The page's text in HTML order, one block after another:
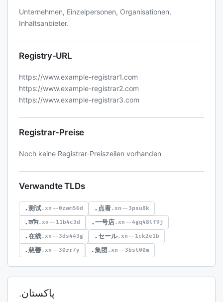
Unternehmen, Einzelpersonen, Organisationen,
Inhaltsanbieter.
Registry-URL
https://www.example-registrar1.com
https://www.example-registrar2.com
https://www.example-registrar3.com
Registrar-Preise
Noch keine Registrar-Preiszeilen vorhanden
Verwandte TLDs
.测试.xn--0zwm56d .点看.xn--3pxu8k
.कॉम.xn--11b4c3d .一号店.xn--4gq48lf9j
.在线.xn--3ds443g .セール.xn--1ck2e1b
.慈善.xn--30rr7y .集团 .xn--3bst00m
.پاکستان